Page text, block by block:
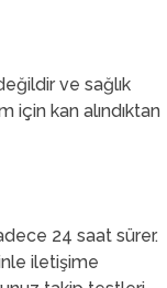
ve sağlık
için kan alındıktan
24 saat sürer.
iletişime